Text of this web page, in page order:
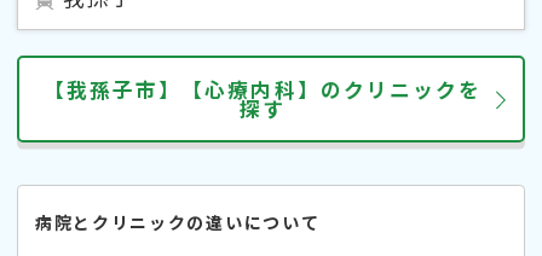
【我孫子市】【心療内科】のクリニックを
探す
病院とクリニックの違いについて